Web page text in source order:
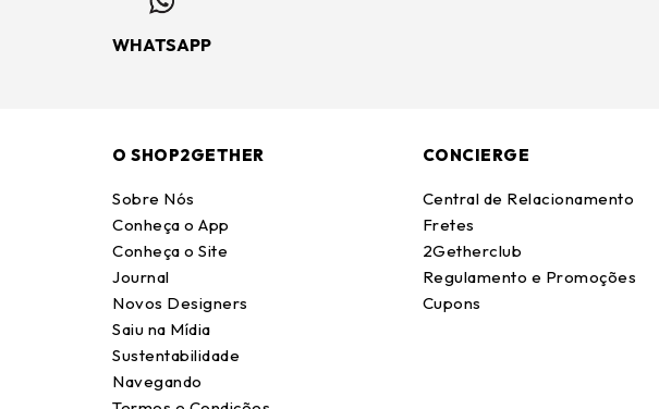
WHATSAPP
O SHOP2GETHER
Sobre Nós
Conheça o App
Conheça o Site
Journal
Novos Designers
Saiu na Mídia
Sustentabilidade
Navegando
CONCIERGE
Central de Relacionamento
Fretes
2Getherclub
Regulamento e Promoções
Cupons